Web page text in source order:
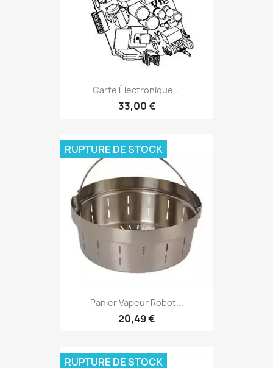
Carte Électronique...
33,00 €
Panier Vapeur Robot...
20,49 €
RUPTURE DE STOCK
RUPTURE DE STOCK